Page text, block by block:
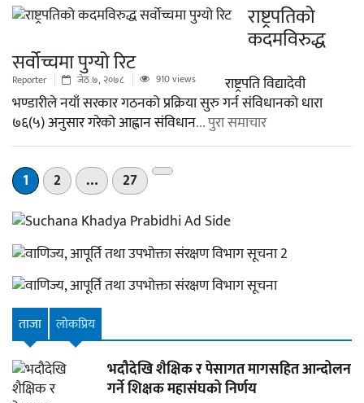
राष्ट्रपतिको
कदमविरुद्ध
सर्वोच्चमा पुग्यो रिट
Reporter जेठ ७, २०७८ 910 views
राष्ट्रपति विद्यादेवी
भण्डारीले नयाँ सरकार गठनको प्रक्रिया सुरु गर्न संविधानको धारा
७६(५) अनुसार गरेको आह्वान संविधान... पुरा समाचार
1 2 … 27
अर्को
ताजा लाेकप्रिय
भदौदेखि शैक्षिक र पेसागत मागसहित आन्दोलन
गर्ने शिक्षक महासंघको निर्णय